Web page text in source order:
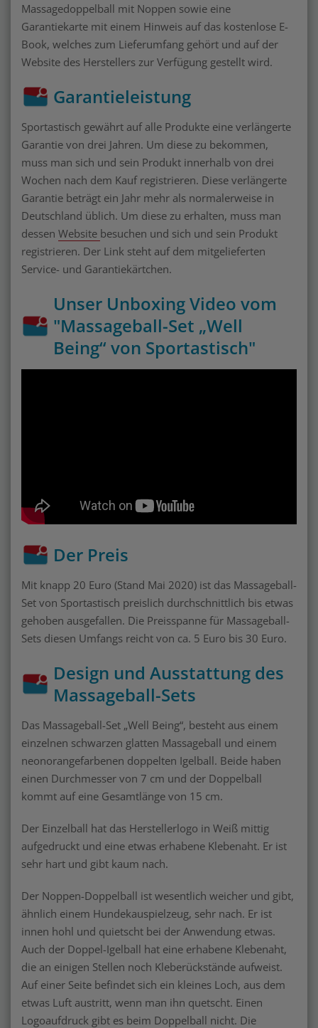
Massagedoppelball mit Noppen sowie eine
Garantiekarte mit einem Hinweis auf das kostenlose E-
Book, welches zum Lieferumfang gehört und auf der
Website des Herstellers zur Verfügung gestellt wird.
Garantieleistung
Sportastisch gewährt auf alle Produkte eine verlängerte
Garantie von drei Jahren. Um diese zu bekommen,
muss man sich und sein Produkt innerhalb von drei
Wochen nach dem Kauf registrieren. Diese verlängerte
Garantie beträgt ein Jahr mehr als normalerweise in
Deutschland üblich. Um diese zu erhalten, muss man
dessen Website besuchen und sich und sein Produkt
registrieren. Der Link steht auf dem mitgelieferten
Service- und Garantiekärtchen.
Unser Unboxing Video vom
"Massageball-Set „Well
Being“ von Sportastisch"
Der Preis
Mit knapp 20 Euro (Stand Mai 2020) ist das Massageball-
Set von Sportastisch preislich durchschnittlich bis etwas
gehoben ausgefallen. Die Preisspanne für Massageball-
Sets diesen Umfangs reicht von ca. 5 Euro bis 30 Euro.
Design und Ausstattung des
Massageball-Sets
Das Massageball-Set „Well Being“, besteht aus einem
einzelnen schwarzen glatten Massageball und einem
neonorangefarbenen doppelten Igelball. Beide haben
einen Durchmesser von 7 cm und der Doppelball
kommt auf eine Gesamtlänge von 15 cm.
Der Einzelball hat das Herstellerlogo in Weiß mittig
aufgedruckt und eine etwas erhabene Klebenaht. Er ist
sehr hart und gibt kaum nach.
Der Noppen-Doppelball ist wesentlich weicher und gibt,
ähnlich einem Hundekauspielzeug, sehr nach. Er ist
innen hohl und quietscht bei der Anwendung etwas.
Auch der Doppel-Igelball hat eine erhabene Klebenaht,
die an einigen Stellen noch Kleberückstände aufweist.
Auf einer Seite befindet sich ein kleines Loch, aus dem
etwas Luft austritt, wenn man ihn quetscht. Einen
Logoaufdruck gibt es beim Doppelball nicht. Die